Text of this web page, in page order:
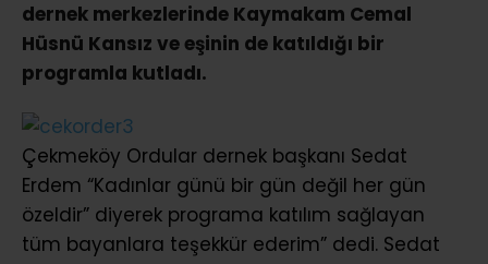
dernek merkezlerinde Kaymakam Cemal
Hüsnü Kansız ve eşinin de katıldığı bir
programla kutladı.
Çekmeköy Ordular dernek başkanı Sedat
Erdem “Kadınlar günü bir gün değil her gün
özeldir” diyerek programa katılım sağlayan
tüm bayanlara teşekkür ederim” dedi. Sedat